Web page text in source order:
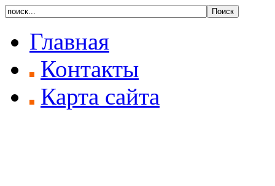
Главная
Контакты
Карта сайта